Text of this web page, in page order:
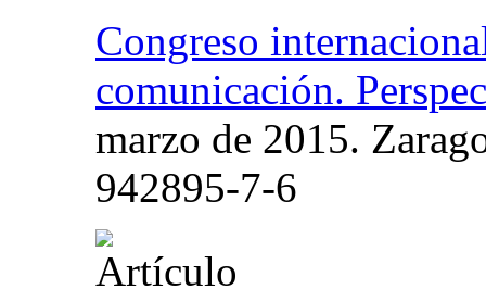
Congreso
comunicación.
marzo de 2015.
942895-7-6